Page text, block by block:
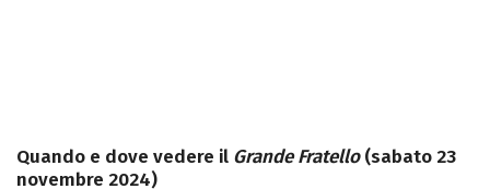
Quando e dove vedere il Grande Fratello(sabato 23
novembre 2024)